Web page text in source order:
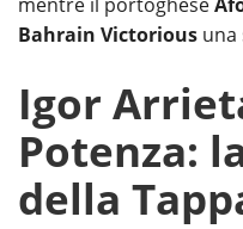
Bahrain Victorious una
Igor
Potenza:
della